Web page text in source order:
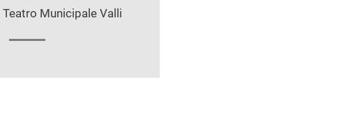
Municipale Valli